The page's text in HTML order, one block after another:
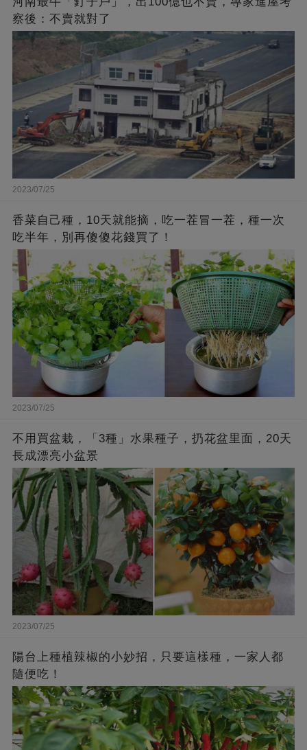
察後：不賣就對了
2023/07/25
香菜自己種，10天就能摘，吃一茬冒一茬，種一次
吃半年，別再傻傻花錢買了！
2023/07/25
不用買盆栽，「3種」水果種子，扔花盆里面，20天
長成漂亮小盆景
2023/07/25
陽台上種植辣椒的小妙招，只要這樣種，一家人都
隨便吃！